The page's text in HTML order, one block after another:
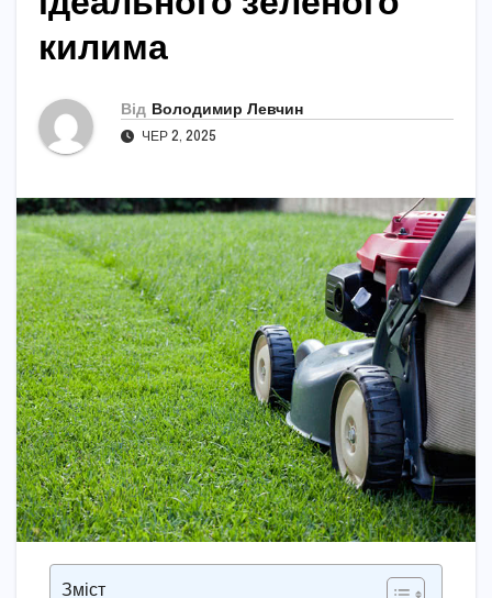
килима
Від Володимир Левчин
ЧЕР 2, 2025
Зміст